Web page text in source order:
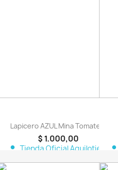
Lapicero AZUL Mina Tomate...
$ 1.000,00
person Tienda Oficial Aquilotiene person